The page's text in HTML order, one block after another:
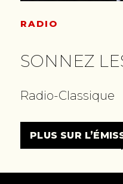
RADIO
SONNEZ
Radio-Classique
PLUS SUR